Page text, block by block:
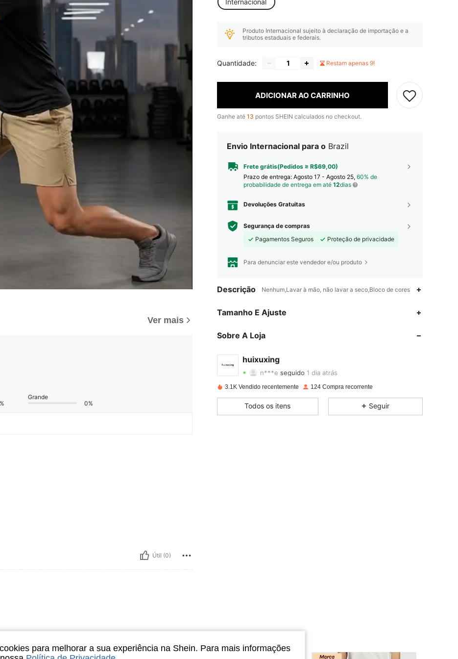
Ver mais
Grande
0%
Útil (0)
Internacional
Produto Internacional sujeito à declaração de importação e a
tributos estaduais e federais.
Quantidade: Restam apenas 9!
ADICIONAR AO CARRINHO
Ganhe até 13 pontos SHEIN calculados no checkout.
Envio Internacional para o Brazil
Frete grátis(Pedidos ≥ R$69,00)
Prazo de entrega: Agosto 17 - Agosto 25, 60% de
probabilidade de entrega em até 12dias
Devoluções Gratuitas
Segurança de compras
Pagamentos Seguros
Proteção de privacidade
Para denunciar este vendedor e/ou produto
Descrição Nenhum,Lavar à mão, não lavar a seco,Bloco de cores
Tamanho E Ajuste
Sobre A Loja
huixuxing
4,68
4,68
4,68
n***e seguido 1 dia atrás
4,68 Classificação 33Itens 86
4,68 33 86
3.1K Vendido recentemente 124 Compra recorrente
Todos os itens Seguir
para melhorar a sua experiência na Shein. Para mais informações